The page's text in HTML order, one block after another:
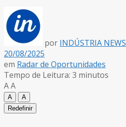
por INDÚSTRIA NEWS
20/08/2025
em Radar de Oportunidades
Tempo de Leitura: 3 minutos
AA
A
A
Redefinir